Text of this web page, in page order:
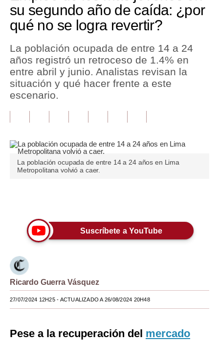
Perú
Política
Finanzas Personales
Inmobiliarias
Plus G
Pregunta de hoy
Viajes
Moda
Estilos
México
su segundo año de caída: ¿por
qué no se logra revertir?
La población ocupada de entre 14 a 24
años registró un retroceso de 1.4% en
entre abril y junio. Analistas revisan la
situación y qué hacer frente a este
escenario.
La población ocupada de entre 14 a 24 años en Lima
Metropolitana volvió a caer.
Suscríbete a YouTube
Ricardo Guerra Vásquez
27/07/2024 12H25- ACTUALIZADO A 26/08/2024 20H48
Pese a la recuperación del mercado